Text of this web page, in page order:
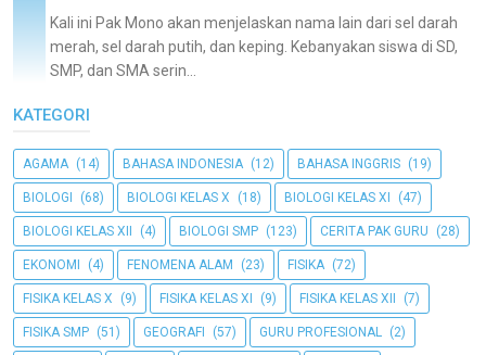
Kali ini Pak Mono akan menjelaskan nama lain dari sel darah
merah, sel darah putih, dan keping. Kebanyakan siswa di SD,
SMP, dan SMA serin...
KATEGORI
AGAMA (14) BAHASA INDONESIA (12) BAHASA INGGRIS (19)
BIOLOGI (68) BIOLOGI KELAS X (18) BIOLOGI KELAS XI (47)
BIOLOGI KELAS XII (4) BIOLOGI SMP (123) CERITA PAK GURU (28)
EKONOMI (4) FENOMENA ALAM (23) FISIKA (72)
FISIKA KELAS X (9) FISIKA KELAS XI (9) FISIKA KELAS XII (7)
FISIKA SMP (51) GEOGRAFI (57) GURU PROFESIONAL (2)